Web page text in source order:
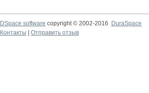
DSpace software copyright © 2002-2016
DuraSpace
Контакты
Отправить отзыв